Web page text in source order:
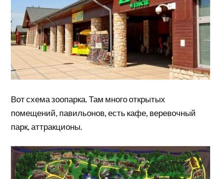
Вот схема зоопарка. Там много открытых
помещений, павильонов, есть кафе, веревочный
парк, аттракционы.